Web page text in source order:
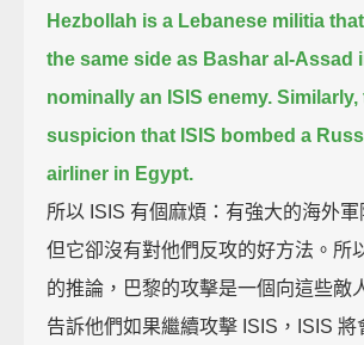
Hezbollah is a Lebanese militia
the same side as Bashar al-Assad
nominally an ISIS enemy.
suspicion that ISIS bombed a
airliner in Egypt.
所以 ISIS 有個麻煩：有強大的海外軍
但它卻沒有對他們反攻的好方法。所
的推論，巴黎的攻擊是一個向這些敵
告訴他們如果繼續攻擊 ISIS，ISIS 將